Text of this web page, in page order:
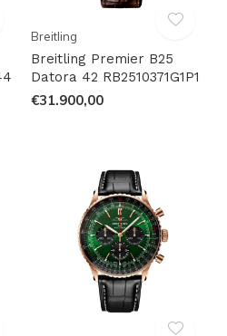
Breitling
Breitling Premier B25
Datora 42 RB2510371G1P1
€31.900,00